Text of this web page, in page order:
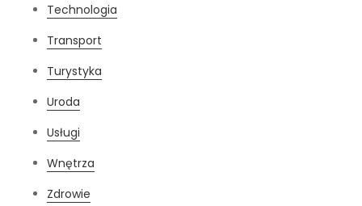
Technologia
Transport
Turystyka
Uroda
Usługi
Wnętrza
Zdrowie